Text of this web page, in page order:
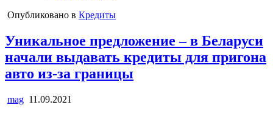
Опубликовано в Кредиты
Уникальное предложение – в Беларуси
начали выдавать кредиты для пригона
авто из-за границы
mag 11.09.2021